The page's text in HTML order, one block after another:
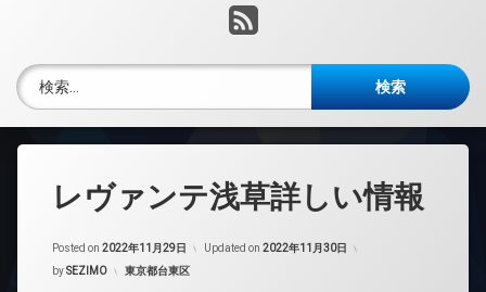
RSS
検索:
レヴァンテ浅草詳しい情報
Posted on 2022年11月29日 Updated on 2022年11月30日
bySEZIMO カテゴリー:
東京都台東区